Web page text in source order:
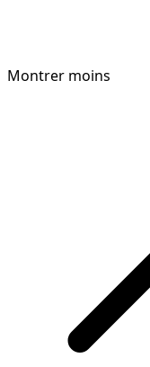
Montrer moins